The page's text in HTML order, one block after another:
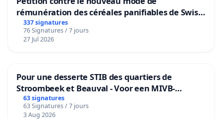
rémunération des céréales panifiables de Swiss
granum basé sur la teneur en protéines
337 signatures
76 Signatures / 7 jours
27 Jul 2026
Pour une desserte STIB des quartiers de
Stroombeek et Beauval - Voor een MIVB-
bediening van de wijken Strombeek en Het
Voor
63 signatures
63 Signatures / 7 jours
3 Aug 2026